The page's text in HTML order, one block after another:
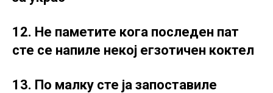
12. Не паметите кога последен пат
сте се напиле некој егзотичен коктел
13. По малку сте ја запоставиле